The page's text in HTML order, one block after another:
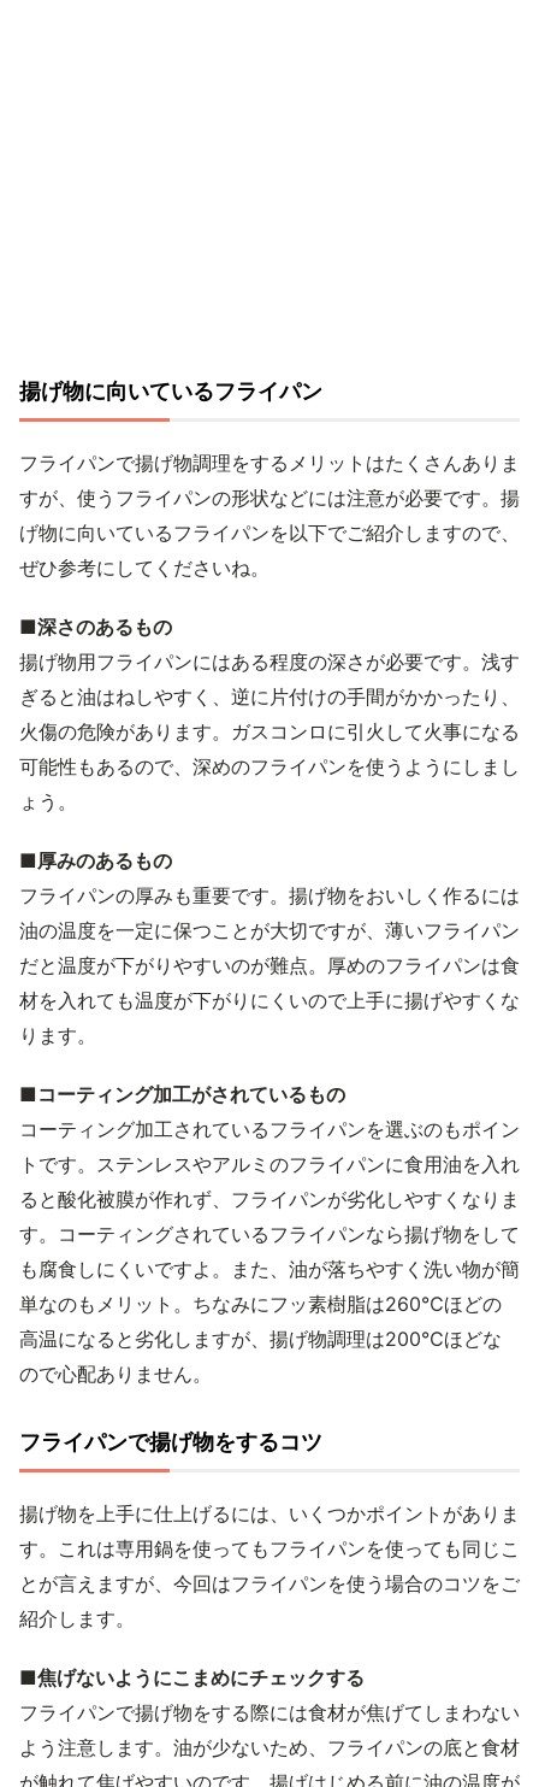
揚げ物に向いているフライパン
フライパンで揚げ物調理をするメリットはたくさんありま
すが、使うフライパンの形状などには注意が必要です。揚
げ物に向いているフライパンを以下でご紹介しますので、
ぜひ参考にしてくださいね。
■深さのあるもの
揚げ物用フライパンにはある程度の深さが必要です。浅す
ぎると油はねしやすく、逆に片付けの手間がかかったり、
火傷の危険があります。ガスコンロに引火して火事になる
可能性もあるので、深めのフライパンを使うようにしまし
ょう。
■厚みのあるもの
フライパンの厚みも重要です。揚げ物をおいしく作るには
油の温度を一定に保つことが大切ですが、薄いフライパン
だと温度が下がりやすいのが難点。厚めのフライパンは食
材を入れても温度が下がりにくいので上手に揚げやすくな
ります。
■コーティング加工がされているもの
コーティング加工されているフライパンを選ぶのもポイン
トです。ステンレスやアルミのフライパンに食用油を入れ
ると酸化被膜が作れず、フライパンが劣化しやすくなりま
す。コーティングされているフライパンなら揚げ物をして
も腐食しにくいですよ。また、油が落ちやすく洗い物が簡
単なのもメリット。ちなみにフッ素樹脂は260℃ほどの
高温になると劣化しますが、揚げ物調理は200℃ほどな
ので心配ありません。
フライパンで揚げ物をするコツ
揚げ物を上手に仕上げるには、いくつかポイントがありま
す。これは専用鍋を使ってもフライパンを使っても同じこ
とが言えますが、今回はフライパンを使う場合のコツをご
紹介します。
■焦げないようにこまめにチェックする
フライパンで揚げ物をする際には食材が焦げてしまわない
よう注意します。油が少ないため、フライパンの底と食材
が触れて焦げやすいのです。揚げはじめる前に油の温度が